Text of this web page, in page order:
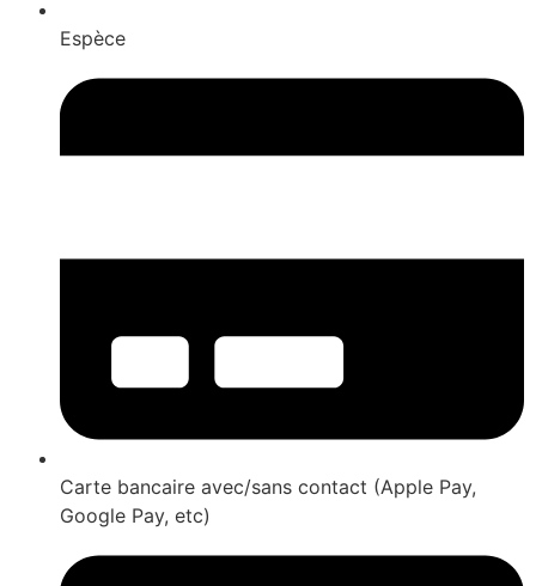
Espèce
Carte bancaire avec/sans contact (Apple Pay,
Google Pay, etc)